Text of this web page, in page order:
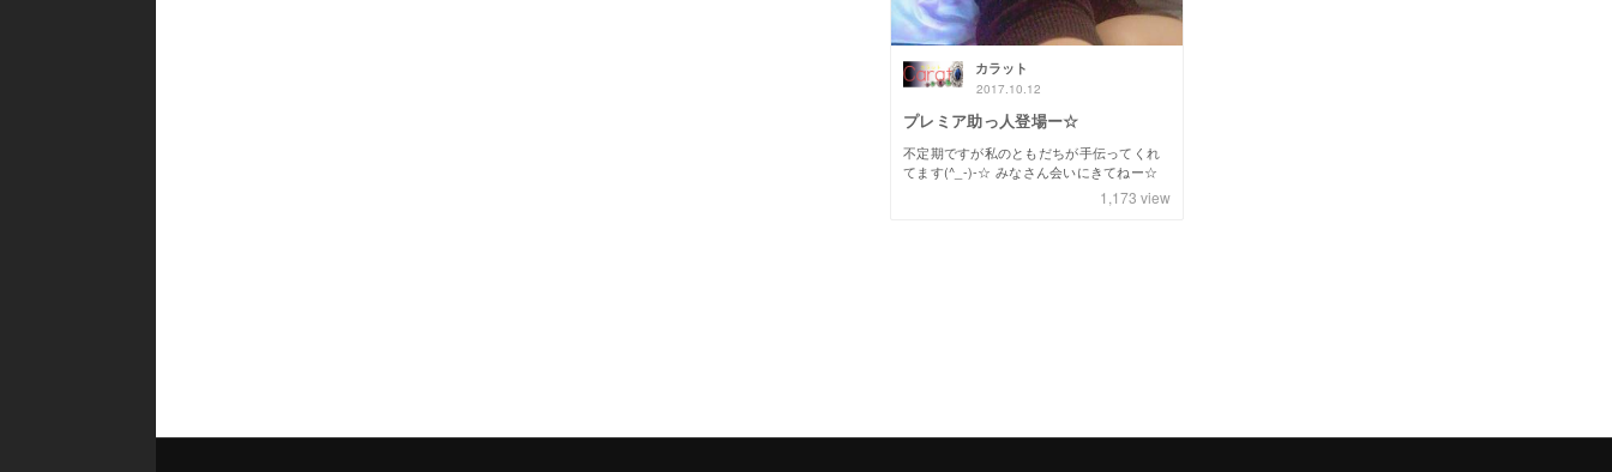
カラット
2017.10.12
プレミア助っ人登場ー☆
不定期ですが私のともだちが手伝ってくれ
てます(^_-)-☆ みなさん会いにきてねー☆
1,173 view